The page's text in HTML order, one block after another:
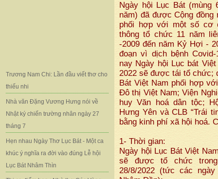
Trương Nam Chi: Lần đầu viết thơ cho
thiếu nhi
Nhà văn Đặng Vương Hưng nói về
Nhật ký chiến trường nhân ngày 27
tháng 7
Hẹn nhau Ngày Thơ Lục Bát - Một ca
khúc ý nghĩa ra đời vào đúng Lễ hội
Lục Bát Nhâm Thìn
Ngày hội Lục Bát (mùng
năm) đã được Cộng đồng
phối hợp với một số cơ
thông tổ chức 11 năm
-2009 đến năm Kỷ Hợi -
đoạn vì dịch bệnh
nay Ngày hội Lục bát
2022 sẽ được tái tổ chức;
Bát Việt Nam phối hợp
Đô thị Việt Nam; Viện
huy Văn hoá dân tộc;
Hưng Yên và CLB “Trái
bằng kinh phí xã hội hoá.
1- Thời gian:
Ngày hội Lục Bát Việt
sẽ được tổ chức
28/8/2022 (tức các